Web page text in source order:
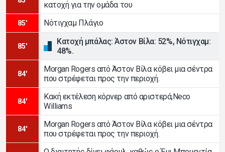
κατοχή για την ομάδα του
85' Νότιγχαμ Πλάγιο
85'
Κατοχή μπάλας: Άστον Βίλα: 52%, Νότιγχαμ:
48%.
84'
Morgan Rogers από Άστον Βίλα κόβει μια σέντρα
που στρέφεται προς την περιοχή.
84'
Κακή εκτέλεση κόρνερ από αριστερά,Neco
Williams
84'
Morgan Rogers από Άστον Βίλα κόβει μια σέντρα
που στρέφεται προς την περιοχή.